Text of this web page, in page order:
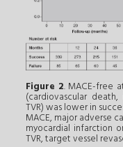
Figure 2. MACE-free
(cardiovascular
TVR) was lower in
MACE, major adverse
myocardial infarction
TVR, target vessel